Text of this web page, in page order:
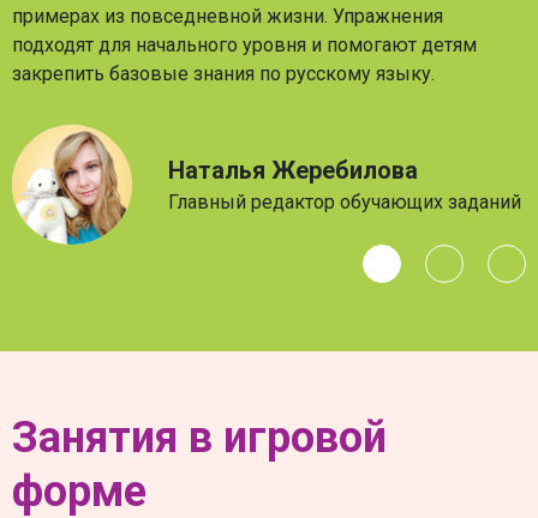
примерах из повседневной жизни. Упражнения
подходят для начального уровня и помогают детям
закрепить базовые знания по русскому языку.
Наталья Жеребилова
Главный редактор обучающих заданий
Занятия в игровой
форме